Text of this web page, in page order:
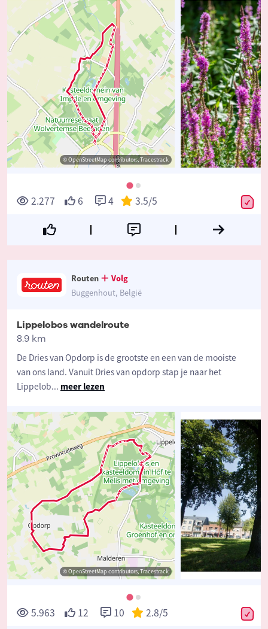
© OpenStreetMap contributors, Tracestrack
2.277 6 4 3.5/5
Routen
Volg
Buggenhout, België
Lippelobos wandelroute
8.9 km
De Dries van Opdorp is de grootste en een van de mooiste
van ons land. Vanuit Dries van opdorp stap je naar het
Lippelob... meer lezen
© OpenStreetMap contributors, Tracestrack
5.963 12 10 2.8/5